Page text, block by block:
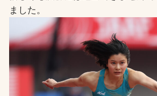
プライバシーポリシー
ソーシャルメディアポリシー
ました。